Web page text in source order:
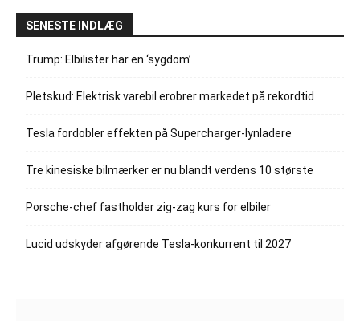
SENESTE INDLÆG
Trump: Elbilister har en ‘sygdom’
Pletskud: Elektrisk varebil erobrer markedet på rekordtid
Tesla fordobler effekten på Supercharger-lynladere
Tre kinesiske bilmærker er nu blandt verdens 10 største
Porsche-chef fastholder zig-zag kurs for elbiler
Lucid udskyder afgørende Tesla-konkurrent til 2027